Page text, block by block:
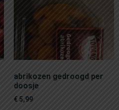
abrikozen gedroogd per
doosje
€ 5,99